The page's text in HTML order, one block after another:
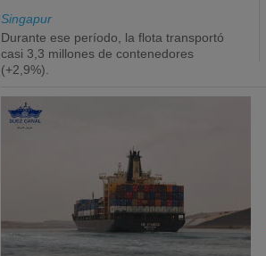
Singapur
Durante ese período, la flota transportó
casi 3,3 millones de contenedores
(+2,9%).